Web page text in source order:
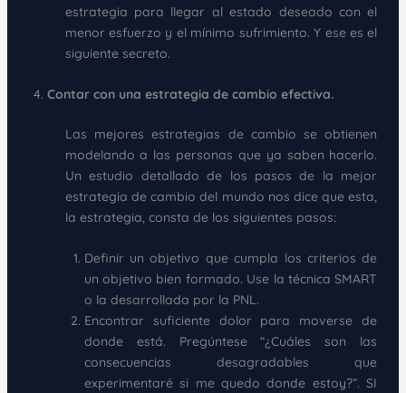
estrategia para llegar al estado deseado con el
menor esfuerzo y el mínimo sufrimiento. Y ese es el
siguiente secreto.
Contar con una estrategia de cambio efectiva.
Las mejores estrategias de cambio se obtienen
modelando a las personas que ya saben hacerlo.
Un estudio detallado de los pasos de la mejor
estrategia de cambio del mundo nos dice que esta,
la estrategia, consta de los siguientes pasos:
Definir un objetivo que cumpla los criterios de
un objetivo bien formado. Use la técnica SMART
o la desarrollada por la PNL.
Encontrar suficiente dolor para moverse de
donde está. Pregúntese “¿Cuáles son las
consecuencias desagradables que
experimentaré si me quedo donde estoy?”. SI